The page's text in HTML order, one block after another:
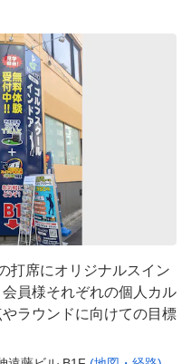
席にオリジナルスイン
員様それぞれの個人カル
ラウンドに向けての目標